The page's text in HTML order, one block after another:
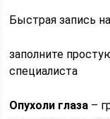
Быстрая запись
заполните
специалиста
Опухоли глаза –